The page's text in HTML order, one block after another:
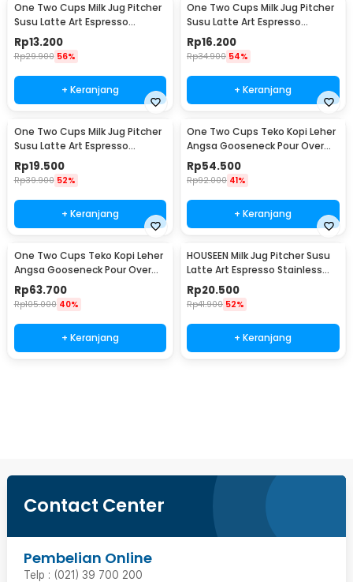
One Two Cups Milk Jug Pitcher
Susu Latte Art Espresso
Stainless Steel 1.5oz - S06HG
Rp13.200
Rp29.900 56%
+ Keranjang
One Two Cups Milk Jug Pitcher
Susu Latte Art Espresso
Stainless Steel 3oz - S06HG
Rp16.200
Rp34.900 54%
+ Keranjang
One Two Cups Milk Jug Pitcher
Susu Latte Art Espresso
Stainless Steel 5oz - S06HG
Rp19.500
Rp39.900 52%
+ Keranjang
One Two Cups Teko Kopi Leher
Angsa Gooseneck Pour Over
Drip Kettle 250ml - AA049
Rp54.500
Rp92.000 41%
+ Keranjang
One Two Cups Teko Kopi Leher
Angsa Gooseneck Pour Over
Drip Kettle 350ml - AA049
Rp63.700
Rp105.000 40%
+ Keranjang
HOUSEEN Milk Jug Pitcher Susu
Latte Art Espresso Stainless
Steel 55ml - DL060
Rp20.500
Rp41.900 52%
+ Keranjang
Contact Center
Pembelian Online
Telp : (021) 39 700 200